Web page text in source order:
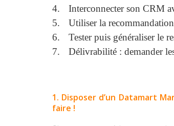
Interconnecter son CRM
Utiliser la
Tester puis généraliser le
Délivrabilité : demander
1. Disposer d’un Datamart
faire !